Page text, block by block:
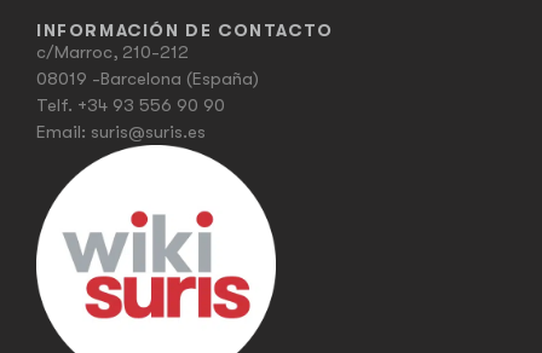
INFORMACIÓN DE CONTACTO
c/Marroc, 210-212
08019 -Barcelona (España)
Telf. +34 93 556 90 90
Email: suris@suris.es